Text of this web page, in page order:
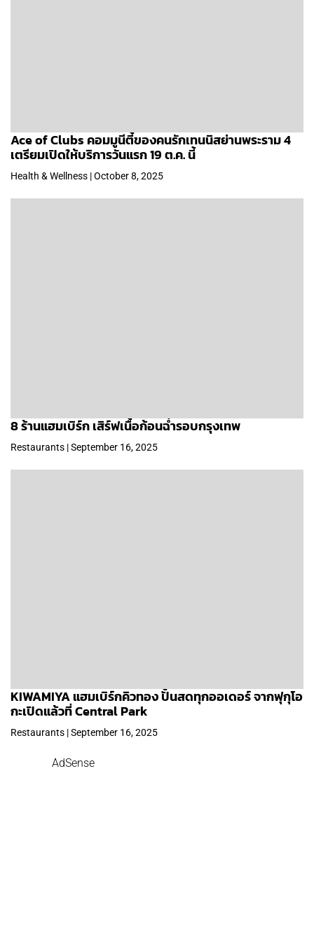
Ace of Clubs คอมมูนีตี้ของคนรักเทนนิสย่านพระราม 4
เตรียมเปิดให้บริการวันแรก 19 ต.ค. นี้
Health & Wellness | October 8, 2025
8 ร้านแฮมเบิร์ก เสิร์ฟเนื้อก้อนฉ่ำรอบกรุงเทพ
Restaurants | September 16, 2025
KIWAMIYA แฮมเบิร์กคิวทอง ปั้นสดทุกออเดอร์ จากฟุกุโอ
กะเปิดแล้วที่ Central Park
Restaurants | September 16, 2025
AdSense